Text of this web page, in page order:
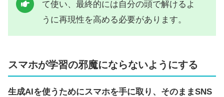
て使い、最終的には自分の頭で解けるよ
うに再現性を高める必要があります。
スマホが学習の邪魔にならないようにする
生成AIを使うためにスマホを手に取り、そのままSNS